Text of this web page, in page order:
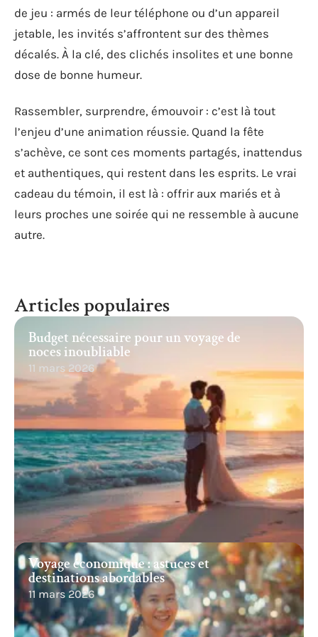
de jeu : armés de leur téléphone ou d’un appareil
jetable, les invités s’affrontent sur des thèmes
décalés. À la clé, des clichés insolites et une bonne
dose de bonne humeur.
Rassembler, surprendre, émouvoir : c’est là tout
l’enjeu d’une animation réussie. Quand la fête
s’achève, ce sont ces moments partagés, inattendus
et authentiques, qui restent dans les esprits. Le vrai
cadeau du témoin, il est là : offrir aux mariés et à
leurs proches une soirée qui ne ressemble à aucune
autre.
Articles populaires
Budget nécessaire pour un voyage de
noces inoubliable
11 mars 2026
Voyage économique : astuces et
destinations abordables
11 mars 2026